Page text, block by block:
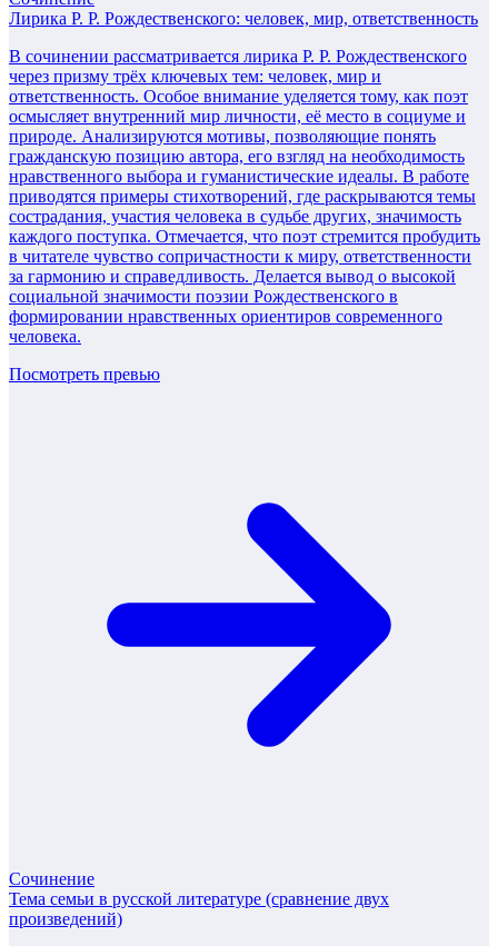
Лирика Р. Р. Рождественского: человек, мир, ответственность
В сочинении рассматривается лирика Р. Р. Рождественского
через призму трёх ключевых тем: человек, мир и
ответственность. Особое внимание уделяется тому, как поэт
осмысляет внутренний мир личности, её место в социуме и
природе. Анализируются мотивы, позволяющие понять
гражданскую позицию автора, его взгляд на необходимость
нравственного выбора и гуманистические идеалы. В работе
приводятся примеры стихотворений, где раскрываются темы
сострадания, участия человека в судьбе других, значимость
каждого поступка. Отмечается, что поэт стремится пробудить
в читателе чувство сопричастности к миру, ответственности
за гармонию и справедливость. Делается вывод о высокой
социальной значимости поэзии Рождественского в
формировании нравственных ориентиров современного
человека.
Посмотреть превью
Сочинение
Тема семьи в русской литературе (сравнение двух
произведений)